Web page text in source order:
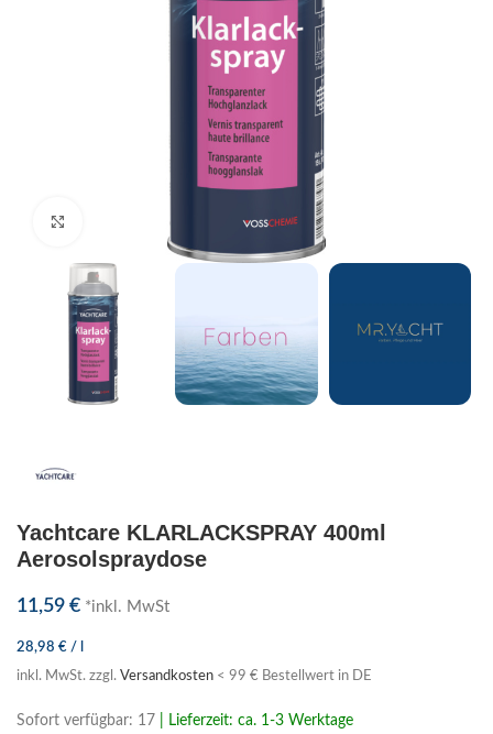
Yachtcare KLARLACKSPRAY 400ml
Aerosolspraydose
11,59 € *inkl. MwSt
28,98 € /
inkl. MwSt. zzgl. Versandkosten < 99 € Bestellwert in DE
Sofort verfügbar: 17 | Lieferzeit: ca. 1-3 Werktage